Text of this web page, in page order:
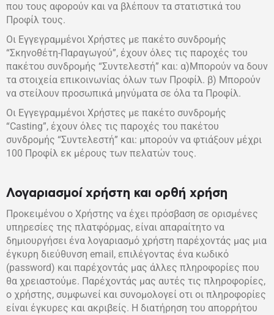
που τους αφορούν και να βλέπουν τα στατιστικά του
Προφίλ τους.
Οι Εγγεγραμμένοι Χρήστες με πακέτο συνδρομής
“Σκηνοθέτη-Παραγωγού”, έχουν όλες τις παροχές του
πακέτου συνδρομής “Συντελεστή” και: α)Μπορούν να δουν
τα στοιχεία επικοινωνίας όλων των Προφίλ. β) Μπορούν
να στείλουν προσωπικά μηνύματα σε όλα τα Προφίλ.
Οι Εγγεγραμμένοι Χρήστες με πακέτο συνδρομής
“Casting”, έχουν όλες τις παροχές του πακέτου
συνδρομής “Συντελεστή” και: μπορούν να φτιάξουν μέχρι
100 Προφίλ εκ μέρους των πελατών τους.
Λογαριασμοί χρήστη και ορθή χρήση
Προκειμένου ο Χρήστης να έχει πρόσβαση σε ορισμένες
υπηρεσίες της πλατφόρμας, είναι απαραίτητο να
δημιουργήσει ένα λογαριασμό χρήστη παρέχοντάς μας μια
έγκυρη διεύθυνση email, επιλέγοντας ένα κωδικό
(password) και παρέχοντάς μας άλλες πληροφορίες που
θα χρειαστούμε. Παρέχοντάς μας αυτές τις πληροφορίες,
ο χρήστης, συμφωνεί και συνομολογεί οτι οι πληροφορίες
είναι έγκυρες και ακριβείς. Η διατήρηση του απορρήτου